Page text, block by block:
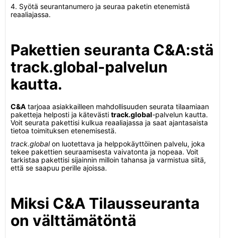
4. Syötä seurantanumero ja seuraa paketin etenemistä
reaaliajassa.
Pakettien seuranta C&A:stä
track.global-palvelun
kautta.
C&A tarjoaa asiakkailleen mahdollisuuden seurata tilaamiaan
paketteja helposti ja kätevästi track.global-palvelun kautta.
Voit seurata pakettisi kulkua reaaliajassa ja saat ajantasaista
tietoa toimituksen etenemisestä.
track.globalon luotettava ja helppokäyttöinen palvelu, joka
tekee pakettien seuraamisesta vaivatonta ja nopeaa. Voit
tarkistaa pakettisi sijainnin milloin tahansa ja varmistua siitä,
että se saapuu perille ajoissa.
Miksi C&A Tilausseuranta
on välttämätöntä